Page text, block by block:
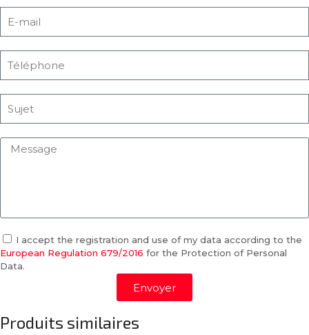
I accept the registration and use of my data according to the
European Regulation 679/2016 for the Protection of Personal
Data.
Envoyer
Produits similaires